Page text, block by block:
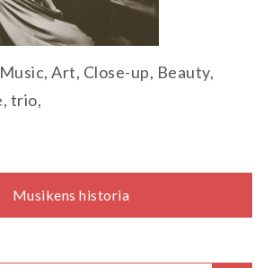
Art, Close-up, Beauty,
trio,
Musikens historia